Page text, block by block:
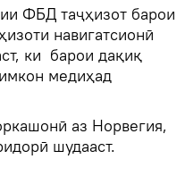
ФБД таҷҳизот барои
навигатсионӣ
ки барои дақиқ
медиҳад
аз Норвегия,
шудааст.